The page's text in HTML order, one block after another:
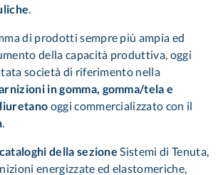
.
di prodotti sempre più ampia ed
della capacità produttiva, oggi
società di riferimento nella
in gomma, gomma/tela e
oggi commercializzato con il
.
della sezioneSistemi di Tenuta,
energizzate ed elastomeriche,